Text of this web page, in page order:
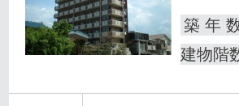
築 年
建物階